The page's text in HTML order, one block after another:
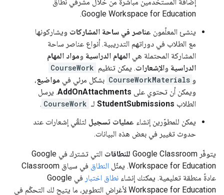
Google Workspace for Education.
ينشئ المعلّمون عناصر في ساحة المشاركات ويشاركونها
مع الطلاب في دوراتهم التدريبية. أنواع عناصر ساحة
المشاركة المحتملة هي المهام الدراسية ومواد المهام
الدراسية والإشعارات. يمكن تنظيم CourseWork
و CourseWorkMaterials بشكل مرئي في مواضيع،
ويمكن أن تحتوي على AddOnAttachments. يرسل
الطلاب StudentSubmissions لـ CourseWork
.
يمكن للمطوّرين إنشاء عمليات تسجيل لتلقّي إشعارات عند
حدوث تغيير في بعض هذه البيانات.
يتوفّر Google Classroom للنطاقات
التي تشترك في Google
Workspace for Education. يمثّل
النطاق
في سياق Classroom
عادةً منطقة تعليمية. يمكنك إنشاء نطاق اختبار
في Google
Workspace for Education لأغراض التطوير، ما يتيح لك التحكّم في